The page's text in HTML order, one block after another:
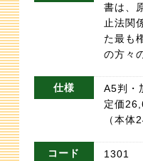
書は、
止法関
た最も
の方々
仕様
A5判・
定価
（本体
コード 1301